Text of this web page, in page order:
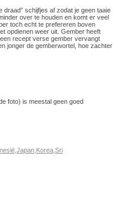
draad” schijfjes af zodat je geen taaie
over te houden en komt er veel
toch echt te prefereren boven
opdienen weer uit. Gember heeft
recept verse gember vervangt
jonger de gemberwortel, hoe zachter
foto) is meestal geen goed
Japan Korea Sri